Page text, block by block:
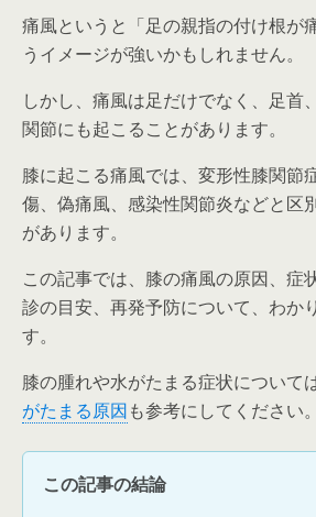
痛風というと「足の親指の付け根が
うイメージが強いかもしれません。
しかし、痛風は足だけでなく、足首
関節にも起こることがあります。
膝に起こる痛風では、変形性膝関節
傷、偽痛風、感染性関節炎などと区
があります。
この記事では、膝の痛風の原因、症
診の目安、再発予防について、わか
す。
膝の腫れや水がたまる症状については
がたまる原因も参考にしてください。
この記事の結論